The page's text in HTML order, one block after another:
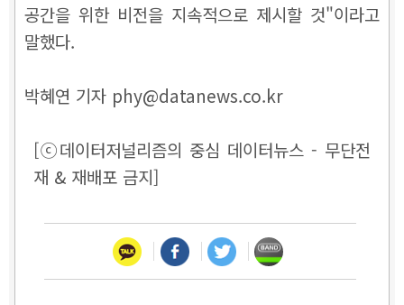
공간을 위한 비전을 지속적으로 제시할 것"이라고
말했다.
박혜연 기자 phy@datanews.co.kr
[ⓒ데이터저널리즘의 중심 데이터뉴스 - 무단전
재 & 재배포 금지]